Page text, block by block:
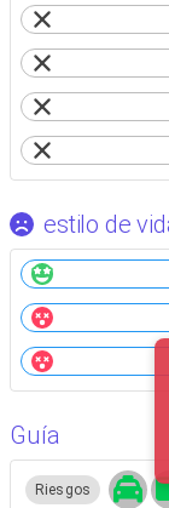
estilo de
Guía
Riesgos